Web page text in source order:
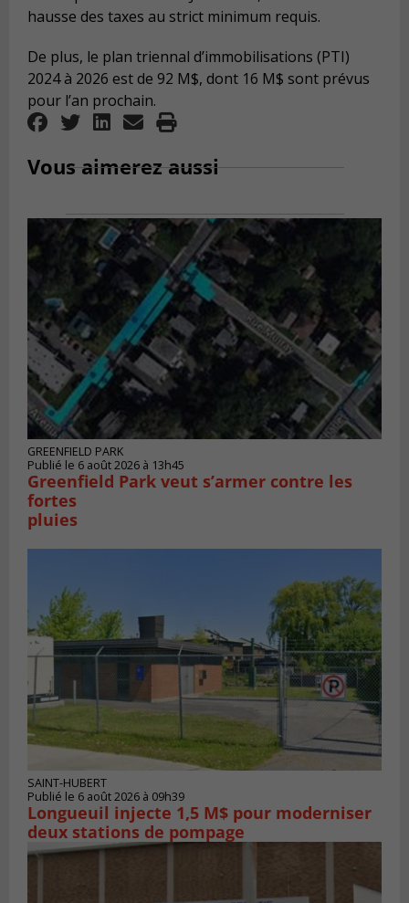
hausse des taxes au strict minimum requis.
De plus, le plan triennal d’immobilisations (PTI)
2024 à 2026 est de 92 M$, dont 16 M$ sont prévus
pour l’an prochain.
Vous aimerez aussi
GREENFIELD PARK
Publié le 6 août 2026 à 13h45
Greenfield Park veut s’armer contre les
fortes
pluies
SAINT-HUBERT
Publié le 6 août 2026 à 09h39
Longueuil injecte 1,5 M$ pour moderniser
deux stations de pompage